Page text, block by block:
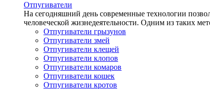
Отпугиватели
На сегодняшний день современные технологии
человеческой жизнедеятельности. Одним из таких
Отпугиватели грызунов
Отпугиватели змей
Отпугиватели клещей
Отпугиватели клопов
Отпугиватели комаров
Отпугиватели кошек
Отпугиватели кротов